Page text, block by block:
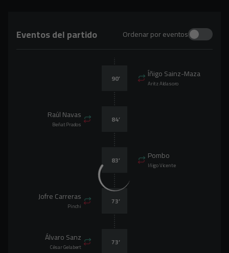
Eventos del partido Ordenar por eventos
Íñigo Sainz-Maza
Aritz Aldasoro
90’
Raúl Navas
Beñat Prados 84’
Pombo
Iñigo Vicente
83’
Jofre Carreras
Pinchi 73’
Álvaro Sanz
César Gelabert 73’